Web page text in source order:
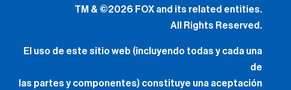
TM & ©2026 FOX and its related entities.
All Rights Reserved.
El uso de este sitio web (incluyendo todas y cada una
de
las partes y componentes) constituye una aceptación